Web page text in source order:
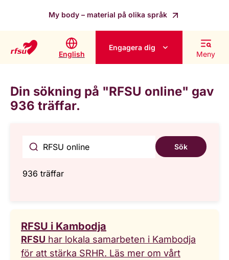
My body – material på olika språk
English
Engagera dig
Meny
Din sökning på "RFSU online" gav
936 träffar.
Sök
936 träffar
RFSU i Kambodja
RFSU har lokala samarbeten i Kambodja
för att stärka SRHR. Läs mer om vårt